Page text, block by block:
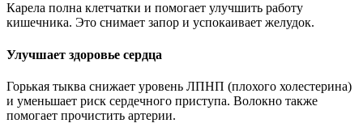
Карела полна клетчатки и помогает улучшить работу
кишечника. Это снимает запор и успокаивает желудок.
Улучшает здоровье сердца
Горькая тыква снижает уровень ЛПНП (плохого холестерина)
и уменьшает риск сердечного приступа. Волокно также
помогает прочистить артерии.